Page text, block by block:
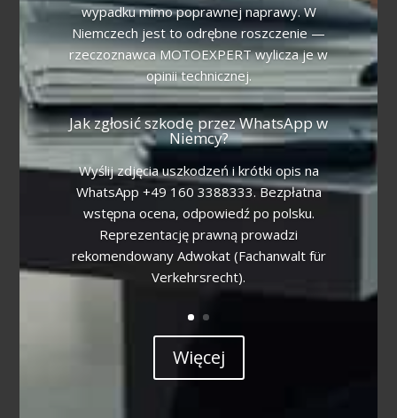
wypadku mimo poprawnej naprawy. W
Niemczech jest to odrębne roszczenie —
rzeczoznawca MOTOEXPERT wylicza je w
opinii technicznej.
Jak zgłosić szkodę przez WhatsApp w
Niemcy?
Wyślij zdjęcia uszkodzeń i krótki opis na
WhatsApp +49 160 3388333. Bezpłatna
wstępna ocena, odpowiedź po polsku.
Reprezentację prawną prowadzi
rekomendowany Adwokat (Fachanwalt für
Verkehrsrecht).
Więcej